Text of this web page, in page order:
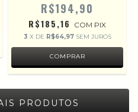
R$194,90
R$185,16 COM PIX
3 X DE R$64,97 SEM JUROS
PRODUTOS